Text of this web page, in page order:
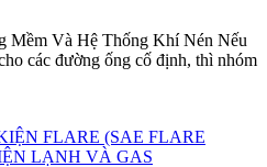
Mềm Và Hệ Thống Khí Nén Nếu
các đường ống cố định, thì nhóm